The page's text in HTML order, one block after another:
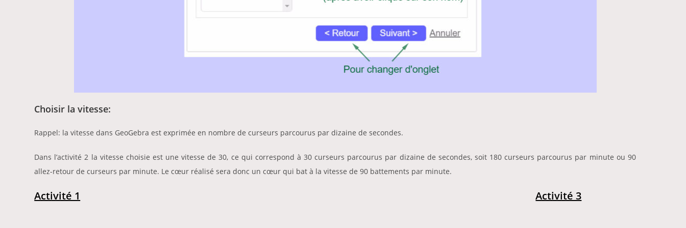
Choisir la vitesse:
Rappel: la vitesse dans GeoGebra est exprimée en nombre de curseurs parcourus par dizaine de secondes.
Dans l’activité 2 la vitesse choisie est une vitesse de 30, ce qui correspond à 30 curseurs parcourus par dizaine de secondes, soit 180 curseurs parcourus par minute ou 90
allez-retour de curseurs par minute. Le cœur réalisé sera donc un cœur qui bat à la vitesse de 90 battements par minute.
Activité 1 Activité 3